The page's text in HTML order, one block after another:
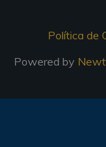
Política de
Powered by